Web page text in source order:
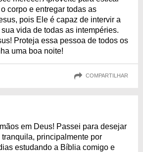
corpo e entregar todas as
pois Ele é capaz de intervir a
vida de todas as intempéries.
Proteja essa pessoa de todos os
uma boa noite!
COMPARTILHAR
em Deus! Passei para desejar
principalmente por
estudando a Bíblia comigo e